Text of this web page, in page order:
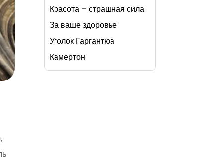
Красота – страшная сила
За ваше здоровье
Уголок Гаргантюа
Камертон